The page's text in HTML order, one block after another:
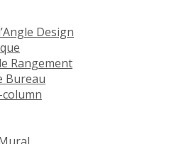
Design
Rangement
Bureau